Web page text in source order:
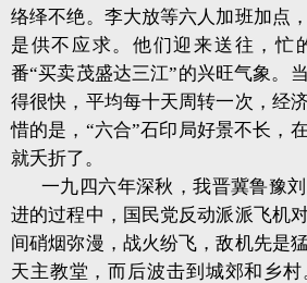
络绎不绝。李大放等六人加班加点
是供不应求。他们迎来送往，忙
番“买卖茂盛达三江”的兴旺气象。
得很快，平均每十天周转一次，经
惜的是，“六合”石印局好景不长，
就夭折了。
一九四六年深秋，我晋冀鲁豫
进的过程中，国民党反动派派飞机
间硝烟弥漫，战火纷飞，敌机先是
天主教堂，而后波击到城郊和乡